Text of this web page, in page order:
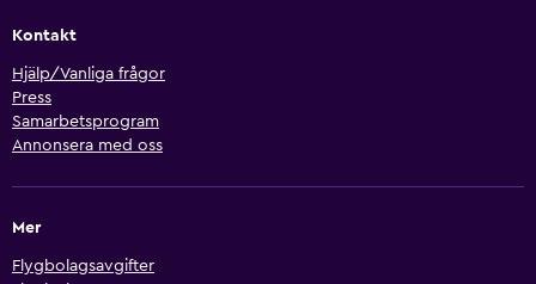
Kontakt
Hjälp/Vanliga frågor
Press
Samarbetsprogram
Annonsera med oss
Mer
Flygbolagsavgifter